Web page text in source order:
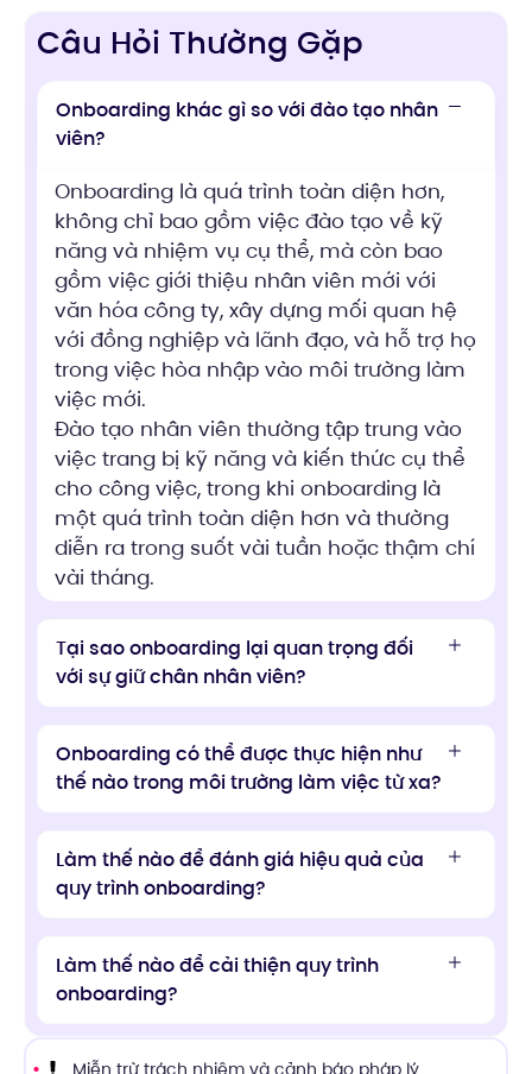
Câu Hỏi Thường Gặp
Onboarding khác gì so với đào tạo nhân
viên?
Onboarding là quá trình toàn diện hơn,
không chỉ bao gồm việc đào tạo về kỹ
năng và nhiệm vụ cụ thể, mà còn bao
gồm việc giới thiệu nhân viên mới với
văn hóa công ty, xây dựng mối quan hệ
với đồng nghiệp và lãnh đạo, và hỗ trợ họ
trong việc hòa nhập vào môi trường làm
việc mới.
Đào tạo nhân viên thường tập trung vào
việc trang bị kỹ năng và kiến thức cụ thể
cho công việc, trong khi onboarding là
một quá trình toàn diện hơn và thường
diễn ra trong suốt vài tuần hoặc thậm chí
vài tháng.
Tại sao onboarding lại quan trọng đối
với sự giữ chân nhân viên?
Onboarding có thể được thực hiện như
thế nào trong môi trường làm việc từ xa?
Làm thế nào để đánh giá hiệu quả của
quy trình onboarding?
Làm thế nào để cải thiện quy trình
onboarding?
Miễn trừ trách nhiệm và cảnh báo pháp lý